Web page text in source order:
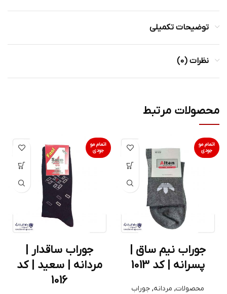
توضیحات تکمیلی
نظرات (0)
محصولات مرتبط
اتمام مو
جودی
جوراب نیم ساق |
پسرانه | کد 1013
محصولات, مردانه, جوراب
اتمام مو
جودی
جوراب ساقدار |
مردانه | سعید | کد
1016